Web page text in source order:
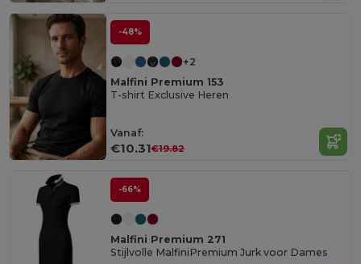
-48%
+2
Malfini Premium 153
T-shirt Exclusive Heren
Vanaf:
€10.31€19.82
-66%
Malfini Premium 271
Stijlvolle MalfiniPremium Jurk voor Dames